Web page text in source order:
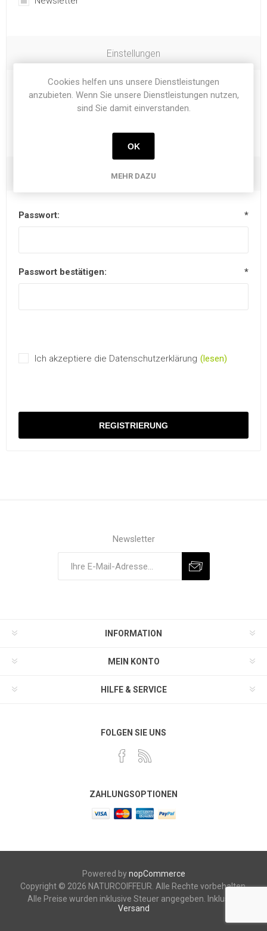
Einstellungen
Zeitzone:
Ihr Passwort
Passwort: *
Passwort bestätigen: *
Ich akzeptiere die Datenschutzerklärung (lesen)
Newsletter
INFORMATION
MEIN KONTO
HILFE & SERVICE
FOLGEN SIE UNS
ZAHLUNGSOPTIONEN
Powered bynopCommerce
Copyright © 2026 NATURCOIFFEUR. Alle Rechte vorbehalten.
Alle Preise wurden inklusive Steuer angegeben. Inklusive
Versand
Cookies helfen uns unsere Dienstleistungen
anzubieten. Wenn Sie unsere Dienstleistungen nutzen,
sind Sie damit einverstanden.
OK
MEHR DAZU